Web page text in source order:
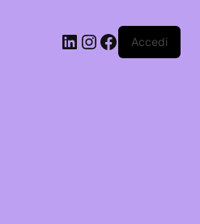
LinkedIn
Instagram
Facebook
Accedi